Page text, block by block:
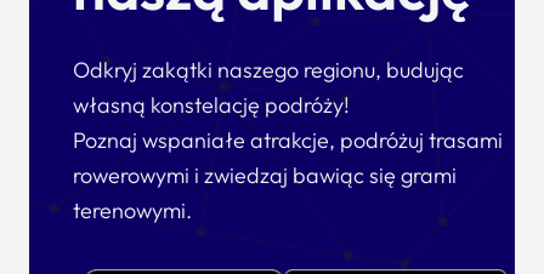
Odkryj zakątki naszego regionu, budując
własną konstelację podróży!
Poznaj wspaniałe atrakcje, podróżuj trasami
rowerowymi i zwiedzaj bawiąc się grami
terenowymi.